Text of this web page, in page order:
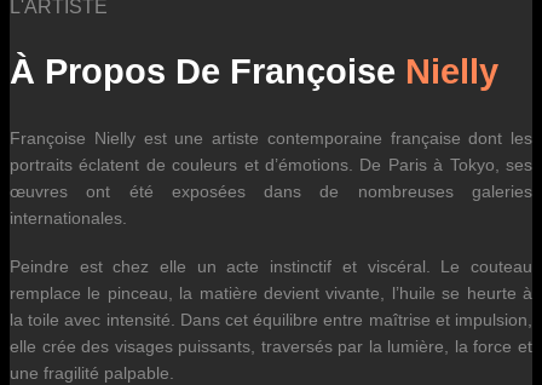
L'ARTISTE
À Propos De Françoise Nielly
Françoise Nielly est une artiste contemporaine française dont les
portraits éclatent de couleurs et d’émotions. De Paris à Tokyo, ses
œuvres ont été exposées dans de nombreuses galeries
internationales.
Peindre est chez elle un acte instinctif et viscéral. Le couteau
remplace le pinceau, la matière devient vivante, l’huile se heurte à
la toile avec intensité. Dans cet équilibre entre maîtrise et impulsion,
elle crée des visages puissants, traversés par la lumière, la force et
une fragilité palpable.